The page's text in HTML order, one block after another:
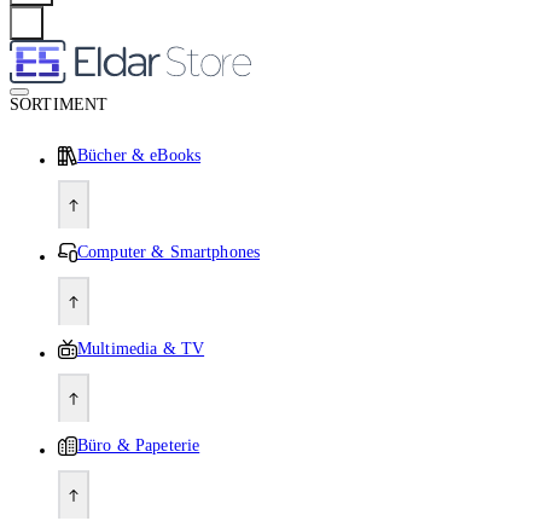
SORTIMENT
Bücher & eBooks
Computer & Smartphones
Multimedia & TV
Büro & Papeterie